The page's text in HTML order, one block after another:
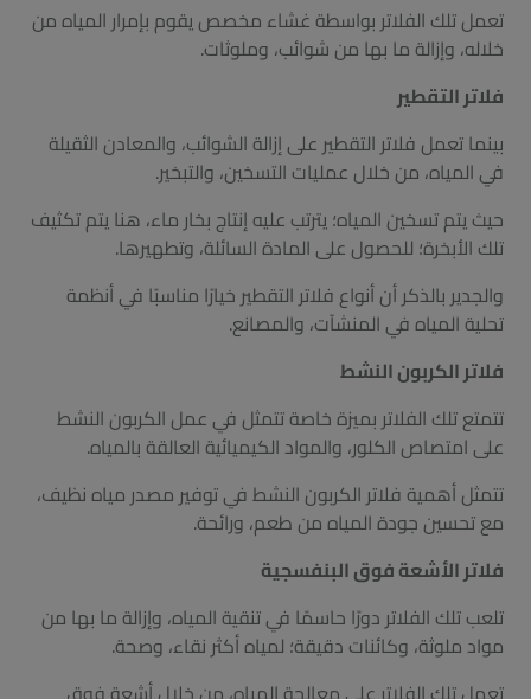
تعمل تلك الفلاتر بواسطة غشاء مخصص يقوم بإمرار المياه من
خلاله، وإزالة ما بها من شوائب، وملوثات.
فلاتر التقطير
بينما تعمل فلاتر التقطير على إزالة الشوائب، والمعادن الثقيلة
في المياه، من خلال عمليات التسخين، والتبخير.
حيث يتم تسخين المياه؛ يترتب عليه إنتاج بخار ماء، هنا يتم تكثيف
تلك الأبخرة؛ للحصول على المادة السائلة، وتطهيرها.
والجدير بالذكر أن أنواع فلاتر التقطير خيارًا مناسبًا في أنظمة
تحلية المياه في المنشآت، والمصانع.
فلاتر الكربون النشط
تتمتع تلك الفلاتر بميزة خاصة تتمثل في عمل الكربون النشط
على امتصاص الكلور، والمواد الكيميائية العالقة بالمياه.
تتمثل أهمية فلاتر الكربون النشط في توفير مصدر مياه نظيف،
مع تحسين جودة المياه من طعم، ورائحة.
فلاتر الأشعة فوق البنفسجية
تلعب تلك الفلاتر دورًا حاسمًا في تنقية المياه، وإزالة ما بها من
مواد ملوثة، وكائنات دقيقة؛ لمياه أكثر نقاء، وصحة.